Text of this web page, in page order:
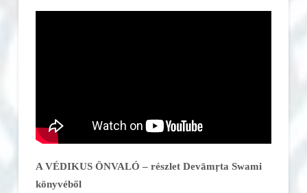
A VÉDIKUS ÖNVALÓ – részlet Devāmṛta Swami
könyvéből